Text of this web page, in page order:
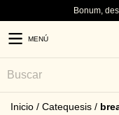
Bonum,
MENÚ
Inicio / Catequesis /